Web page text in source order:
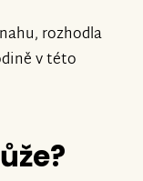
rozhodla
v této